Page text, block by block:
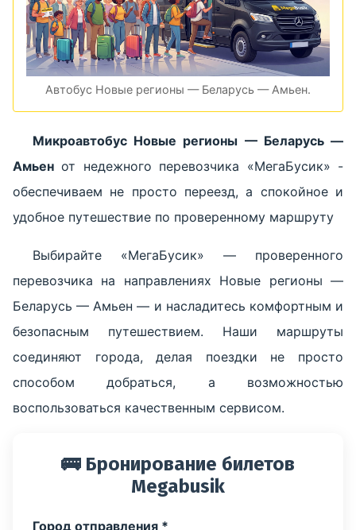
Автобус Новые регионы — Беларусь — Амьен.
Микроавтобус Новые регионы — Беларусь —
Амьен от недежного перевозчика «МегаБусик» -
обеспечиваем не просто переезд, а спокойное и
удобное путешествие по проверенному маршруту
Выбирайте «МегаБусик» — проверенного
перевозчика на направлениях Новые регионы —
Беларусь — Амьен — и насладитесь комфортным и
безопасным путешествием. Наши маршруты
соединяют города, делая поездки не просто
способом добраться, а возможностью
воспользоваться качественным сервисом.
🚌 Бронирование билетов
Megabusik
Город отправления *